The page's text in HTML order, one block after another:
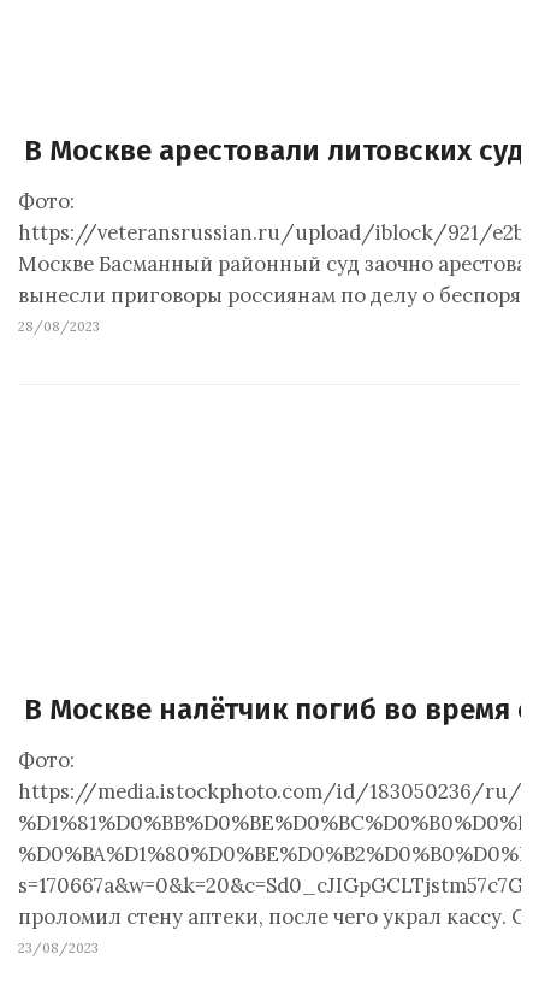
В Москве арестовали литовских
Фото:
https://veteransrussian.ru/upload/iblock/921/
Москве Басманный районный суд заочно
вынесли приговоры россиянам по делу о
28/08/2023
В Москве налётчик погиб во время
Фото:
https://media.istockphoto.com/id/183050236/ru/
проломил стену аптеки, после чего украл кассу.
23/08/2023